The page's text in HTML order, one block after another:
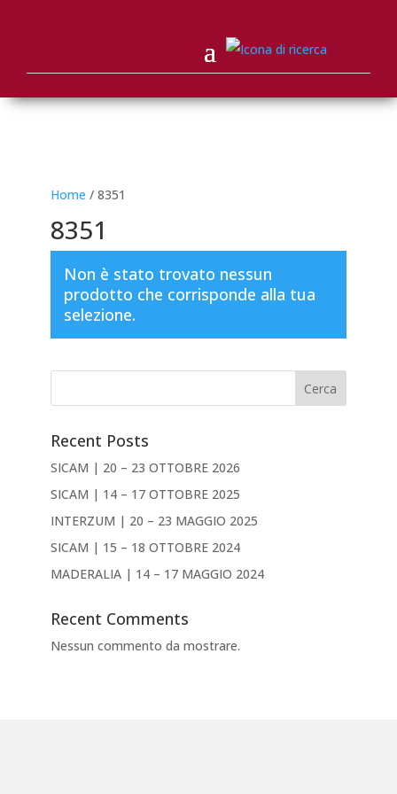
Home / 8351
8351
Non è stato trovato nessun
prodotto che corrisponde alla tua
selezione.
Cerca
Recent Posts
SICAM | 20 – 23 OTTOBRE 2026
SICAM | 14 – 17 OTTOBRE 2025
INTERZUM | 20 – 23 MAGGIO 2025
SICAM | 15 – 18 OTTOBRE 2024
MADERALIA | 14 – 17 MAGGIO 2024
Recent Comments
Nessun commento da mostrare.